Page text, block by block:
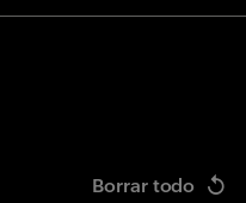
Borrar todo